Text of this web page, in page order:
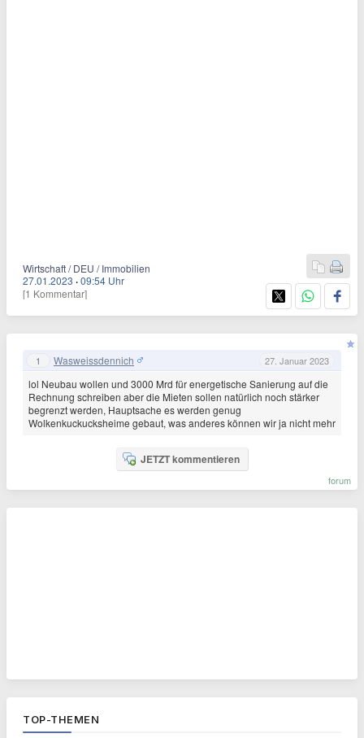
Wirtschaft / DEU / Immobilien
27.01.2023 ·09:54 Uhr
[1 Kommentar]
1 Wasweissdennich 27. Januar 2023
lol Neubau wollen und 3000 Mrd für energetische Sanierung auf die
Rechnung schreiben aber die Mieten sollen natürlich noch stärker
begrenzt werden, Hauptsache es werden genug
Wolkenkuckucksheime gebaut, was anderes können wir ja nicht mehr
JETZT kommentieren
forum
TOP-THEMEN